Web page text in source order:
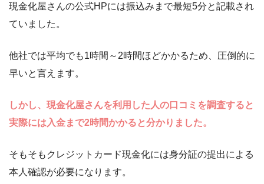
現金化屋さんの公式HPには振込みまで最短5分と記載され
ていました。
他社では平均でも1時間～2時間ほどかかるため、圧倒的に
早いと言えます。
しかし、現金化屋さんを利用した人の口コミを調査すると
実際には入金まで2時間かかると分かりました。
そもそもクレジットカード現金化には身分証の提出による
本人確認が必要になります。